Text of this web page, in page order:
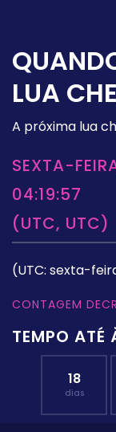
LUA
A próxima lua
SEXTA-
04:19:57
(UTC, UTC)
(UTC: sexta-
CONTAGEM
TEMPO ATÉ
18
dias